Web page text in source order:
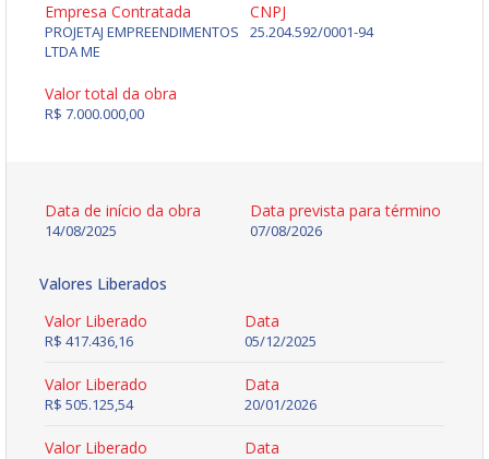
Empresa Contratada
PROJETAJ EMPREENDIMENTOS
LTDA ME
CNPJ
25.204.592/0001-94
Valor total da obra
R$ 7.000.000,00
Data de início da obra
14/08/2025
Data prevista para término
07/08/2026
Valores Liberados
Valor Liberado
R$ 417.436,16
Data
05/12/2025
Valor Liberado
R$ 505.125,54
Data
20/01/2026
Valor Liberado Data